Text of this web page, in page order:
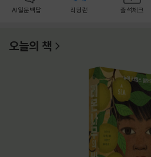
AI일문백답 리딩런 출석체크
오늘의 책